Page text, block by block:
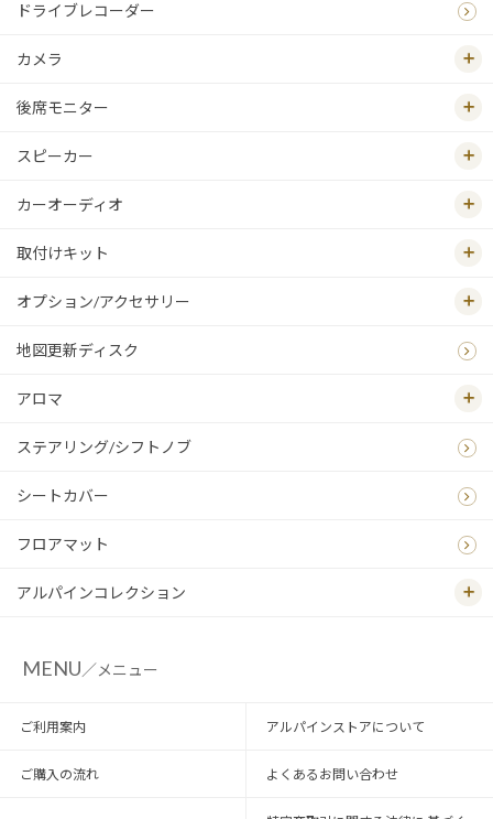
ドライブレコーダー
カメラ
後席モニター
スピーカー
カーオーディオ
取付けキット
オプション/アクセサリー
地図更新ディスク
アロマ
ステアリング/シフトノブ
シートカバー
フロアマット
アルパインコレクション
MENU／メニュー
ご利用案内 アルパインストアについて
ご購入の流れ よくあるお問い合わせ